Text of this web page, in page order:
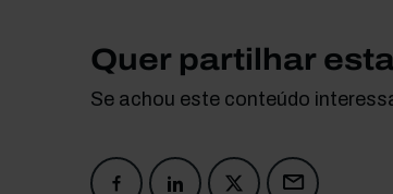
Quer partilhar
Se achou este conteúdo